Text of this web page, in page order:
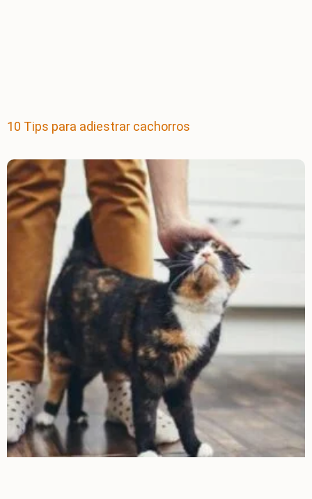
10 Tips para adiestrar cachorros